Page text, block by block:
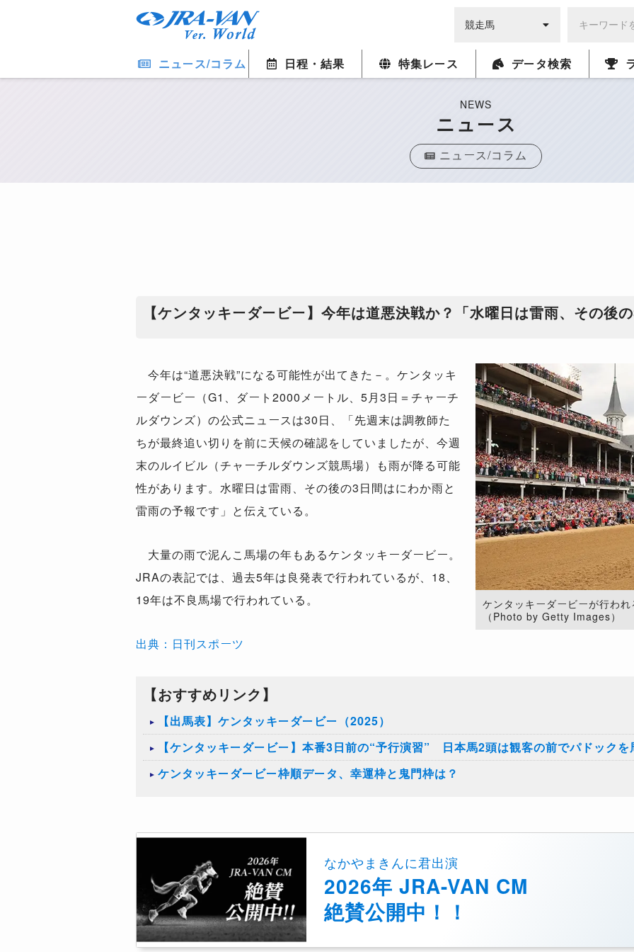
ニュース/コラム 日程・結果 特集レース データ検索
NEWS
ニュース
ニュース/コラム
【ケンタッキーダービー】今年は道悪決戦か？「水曜日は雷雨、その後
ケンタッキーダービーが行わ
（Photo by Getty Images）
今年は“道悪決戦”になる可能性が出てきた－。ケンタッキ
ーダービー（G1、ダート2000メートル、5月3日＝チャーチ
ルダウンズ）の公式ニュースは30日、「先週末は調教師た
ちが最終追い切りを前に天候の確認をしていましたが、今週
末のルイビル（チャーチルダウンズ競馬場）も雨が降る可能
性があります。水曜日は雷雨、その後の3日間はにわか雨と
雷雨の予報です」と伝えている。
大量の雨で泥んこ馬場の年もあるケンタッキーダービー。
JRAの表記では、過去5年は良発表で行われているが、18、
19年は不良馬場で行われている。
出典：日刊スポーツ
【おすすめリンク】
【出馬表】ケンタッキーダービー（2025）
【ケンタッキーダービー】本番3日前の“予行演習” 日本馬2頭は観客の前でパドックを
ケンタッキーダービー枠順データ、幸運枠と鬼門枠は？
なかやまきんに君出演
2026年 JRA-VAN CM
絶賛公開中！！